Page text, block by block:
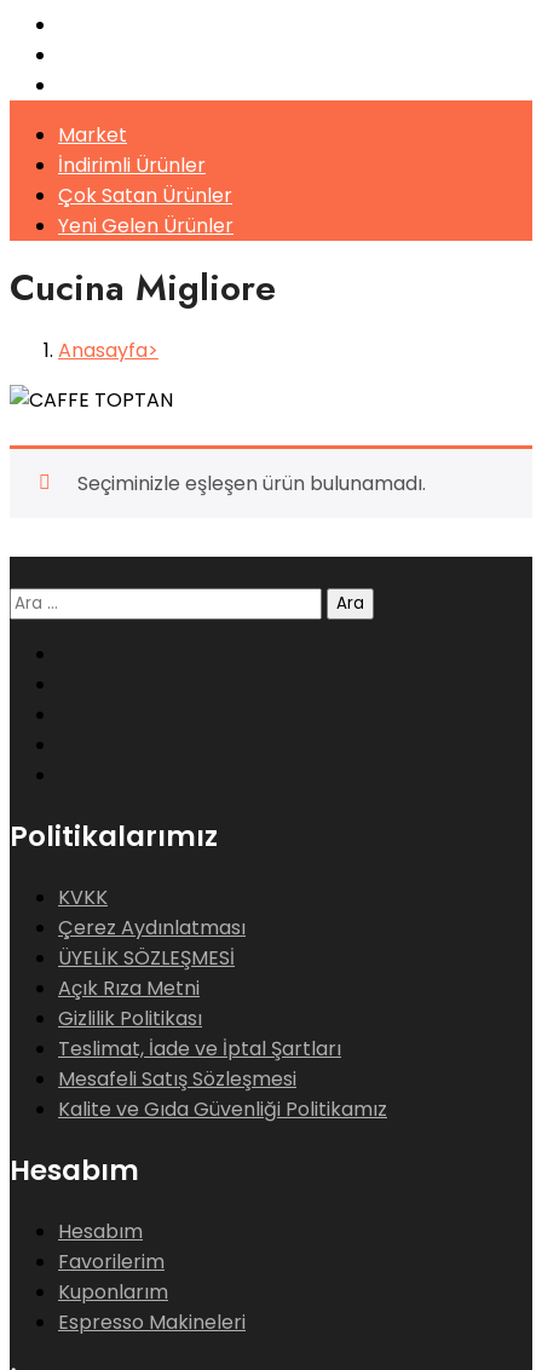
Market
İndirimli Ürünler
Çok Satan Ürünler
Yeni Gelen Ürünler
Cucina Migliore
Anasayfa
Seçiminizle eşleşen ürün bulunamadı.
Arama:
Politikalarımız
KVKK
Çerez Aydınlatması
ÜYELİK SÖZLEŞMESİ
Açık Rıza Metni
Gizlilik Politikası
Teslimat, İade ve İptal Şartları
Mesafeli Satış Sözleşmesi
Kalite ve Gıda Güvenliği Politikamız
Hesabım
Hesabım
Favorilerim
Kuponlarım
Espresso Makineleri